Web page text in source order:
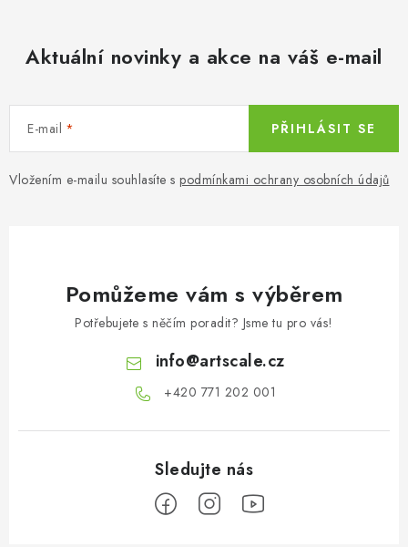
Aktuální novinky a akce na váš e-mail
E-mail
Vložením e-mailu souhlasíte s podmínkami ochrany osobních údajů
PŘIHLÁSIT SE
Pomůžeme vám s výběrem
Potřebujete s něčím poradit? Jsme tu pro vás!
info@artscale.cz
+420 771 202 001​